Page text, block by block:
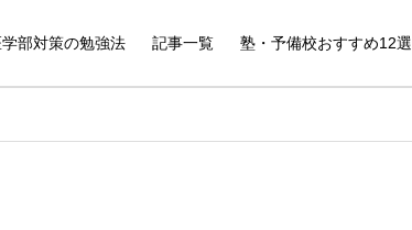
学部対策の勉強法 記事一覧 塾・予備校おすすめ12選